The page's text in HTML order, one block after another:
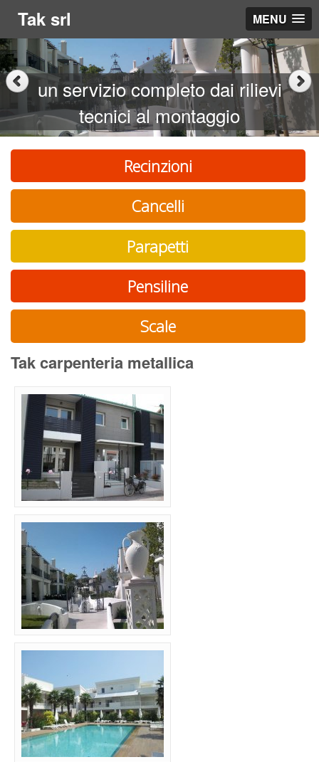
Tak srl MENU
un servizio completo dai rilievi
tecnici al montaggio
Recinzioni
Cancelli
Parapetti
Pensiline
Scale
Tak carpenteria metallica